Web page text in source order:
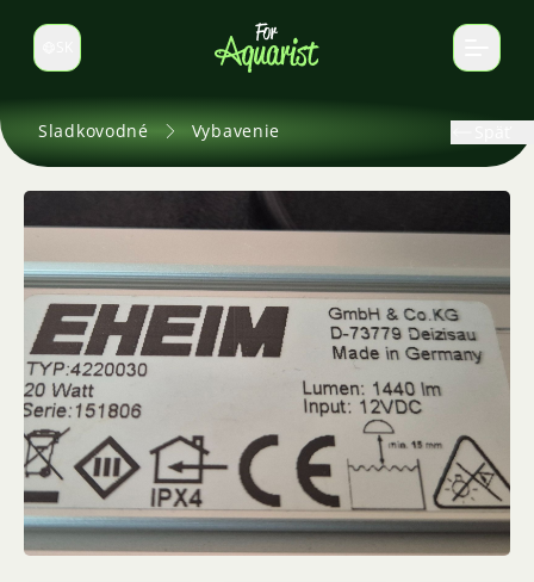
Prepnúť jazyk
Sladkovodné Vybavenie